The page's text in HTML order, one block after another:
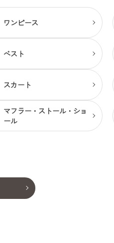
ワンピース
ベスト
スカート
マフラー・ストール・ショ
ール